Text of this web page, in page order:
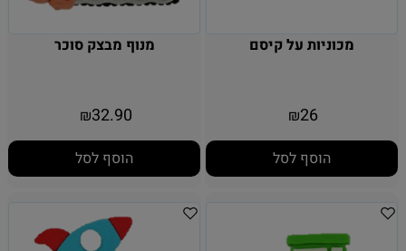
מכוניות על קיסם
₪26
הוסף לסל
מנוף מבצק סוכר
₪32.90
הוסף לסל